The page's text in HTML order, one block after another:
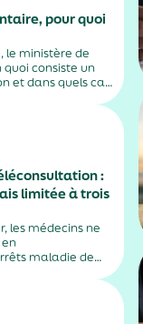
pour quoi
le ministère de
quoi consiste un
et dans quels cas
:
limitée à trois
les médecins ne
maladie de
dans un